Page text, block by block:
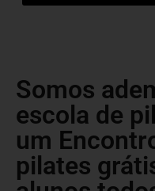
Somos
escola de
um
pilates